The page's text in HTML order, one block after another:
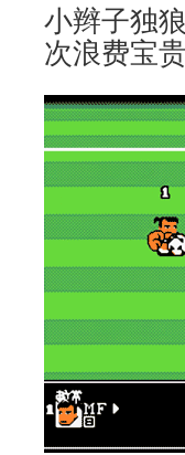
小辫子独
次浪费宝